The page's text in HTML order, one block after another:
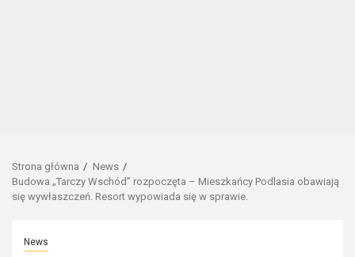
Strona główna
News
Budowa „Tarczy Wschód” rozpoczęta – Mieszkańcy Podlasia obawiają
się wywłaszczeń. Resort wypowiada się w sprawie.
News